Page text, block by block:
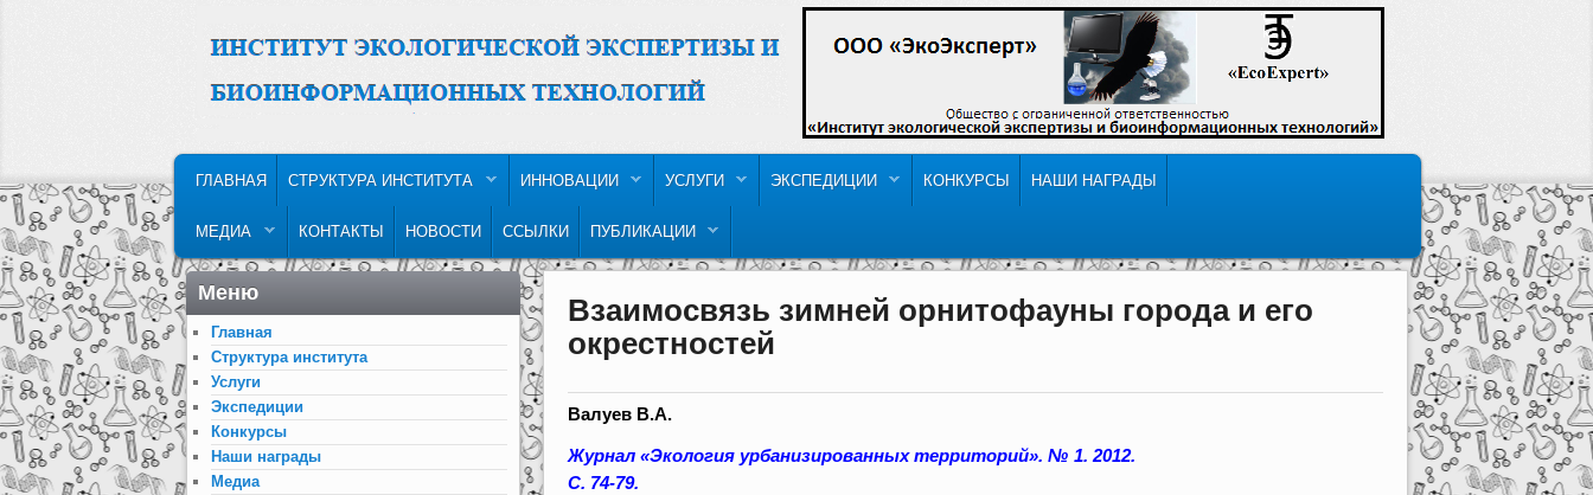
SKIP TO PRIMARY CONTENT
SKIP TO SECONDARY CONTENT
ГЛАВНАЯ СТРУКТУРА ИНСТИТУТА ИННОВАЦИИ УСЛУГИ ЭКСПЕДИЦИИ КОНКУРСЫ НАШИ НАГРАДЫ
МЕДИА КОНТАКТЫ НОВОСТИ ССЫЛКИ ПУБЛИКАЦИИ
Взаимосвязь зимней орнитофауны города и его
окрестностей
Валуев В.А.
Журнал «Экология урбанизированных территорий». № 1. 2012.
С. 74-79.
Меню
Главная
Структура института
Услуги
Экспедиции
Конкурсы
Наши награды
Медиа